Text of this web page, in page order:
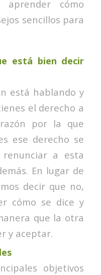
cómo
sencillos para
está bien decir
está hablando y
el derecho a
por la que
ese derecho se
a esta
En lugar de
decir que no,
cómo se dice y
que la otra
y aceptar.
objetivos